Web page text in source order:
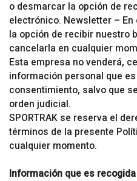
o desmarcar la opción de
electrónico. Newsletter –
la opción de recibir nuestro
cancelarla en cualquier
Esta empresa no venderá,
información personal que
consentimiento, salvo que
orden judicial.
SPORTRAK se reserva el
términos de la presente
cualquier momento.
Información que es recogida